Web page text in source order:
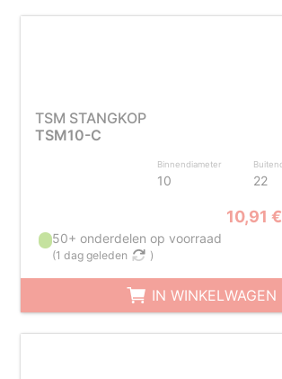
TSM STANGKOP
TSM10-C
Binnendiameter
10 22
10,91 €
50+ onderdelen op voorraad
(1 dag geleden )
IN WINKELWAGEN